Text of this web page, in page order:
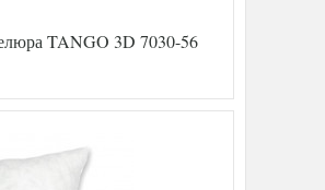
TANGO 3D 7030-56